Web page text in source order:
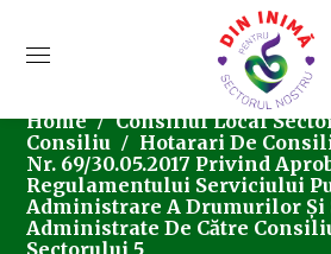
Home Consiliul Local
Consiliu
Hotarari De
Nr. 69/30.05.2017 Privind
Regulamentului Serviciului
Administrare A Drumurilor Și
Administrate De Către
Sectorului 5